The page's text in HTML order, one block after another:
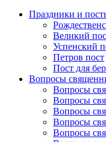
Праздники и
Великий
Успенский
Петров пост
Пост для
Вопросы
Вопросы
Вопросы
Вопросы
Вопросы
Вопросы